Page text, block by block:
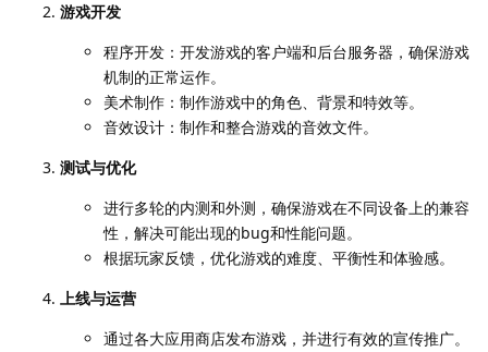
游戏开发
程序开发：开发游戏的客户端和后台服务器，确保游戏
机制的正常运作。
美术制作：制作游戏中的角色、背景和特效等。
音效设计：制作和整合游戏的音效文件。
测试与优化
进行多轮的内测和外测，确保游戏在不同设备上的兼容
性，解决可能出现的bug和性能问题。
根据玩家反馈，优化游戏的难度、平衡性和体验感。
上线与运营
通过各大应用商店发布游戏，并进行有效的宣传推广。